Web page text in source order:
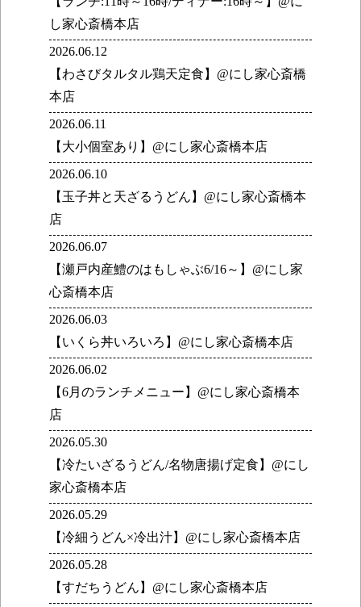
し家心斎橋本店
2026.06.12
【わさびタルタル鶏天定食】@にし家心斎橋
本店
2026.06.11
【大小個室あり】@にし家心斎橋本店
2026.06.10
【玉子丼と天ざるうどん】@にし家心斎橋本
店
2026.06.07
【瀬戸内産鱧のはもしゃぶ6/16～】@にし家
心斎橋本店
2026.06.03
【いくら丼いろいろ】@にし家心斎橋本店
2026.06.02
【6月のランチメニュー】@にし家心斎橋本
店
2026.05.30
【冷たいざるうどん/名物唐揚げ定食】@にし
家心斎橋本店
2026.05.29
【冷細うどん×冷出汁】@にし家心斎橋本店
2026.05.28
【すだちうどん】@にし家心斎橋本店